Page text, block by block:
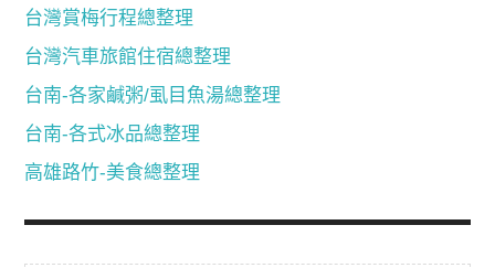
台灣賞梅行程總整理
台灣汽車旅館住宿總整理
台南-各家鹹粥/虱目魚湯總整理
台南-各式冰品總整理
高雄路竹-美食總整理